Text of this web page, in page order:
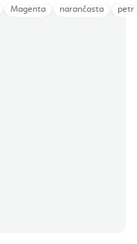
Magenta narančasta